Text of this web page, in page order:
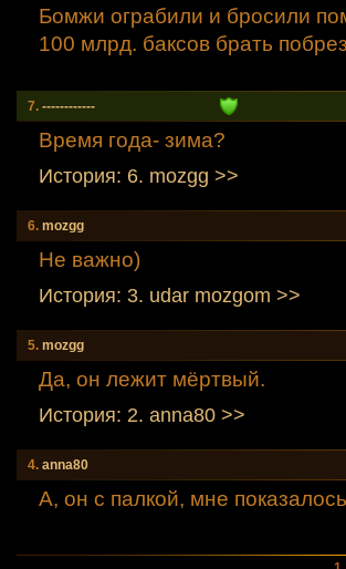
Бомжи ограбили и бросили
100 млрд. баксов брать
7. ------------
Время года- зима?
История: 6. mozgg >>
6. mozgg
Не важно)
История: 3. udar mozgom >>
5. mozgg
Да, он лежит мёртвый.
История: 2. anna80 >>
4. anna80
А, он с палкой, мне